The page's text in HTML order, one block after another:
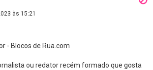
às 15:21
- Blocos de Rua.com
ou redator recém formado que gosta